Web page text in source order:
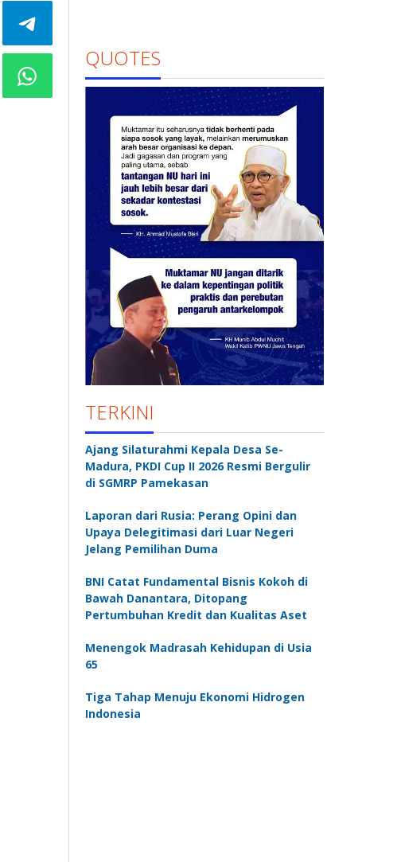
QUOTES
TERKINI
Ajang Silaturahmi Kepala Desa Se-
Madura, PKDI Cup II 2026 Resmi Bergulir
di SGMRP Pamekasan
Laporan dari Rusia: Perang Opini dan
Upaya Delegitimasi dari Luar Negeri
Jelang Pemilihan Duma
BNI Catat Fundamental Bisnis Kokoh di
Bawah Danantara, Ditopang
Pertumbuhan Kredit dan Kualitas Aset
Menengok Madrasah Kehidupan di Usia
65
Tiga Tahap Menuju Ekonomi Hidrogen
Indonesia